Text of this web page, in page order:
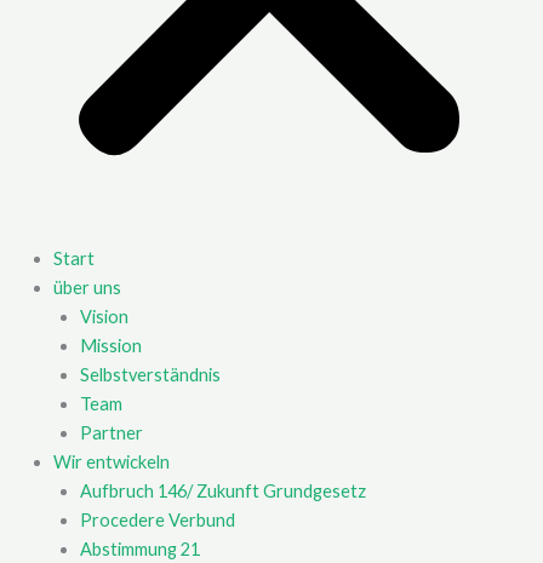
Start
über uns
Vision
Mission
Selbstverständnis
Team
Partner
Wir entwickeln
Aufbruch 146/ Zukunft Grundgesetz
Procedere Verbund
Abstimmung 21